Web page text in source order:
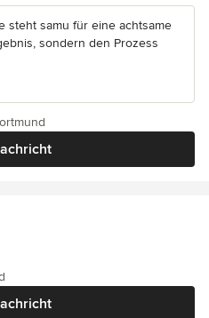
steht samu für eine achtsame
sondern den Prozess